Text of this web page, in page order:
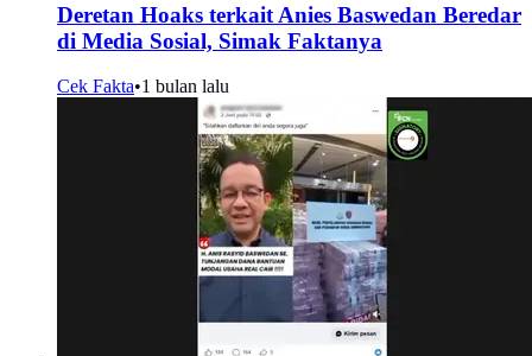
Deretan Hoaks terkait Anies Baswedan Beredar
di Media Sosial, Simak Faktanya
Cek Fakta•1 bulan lalu